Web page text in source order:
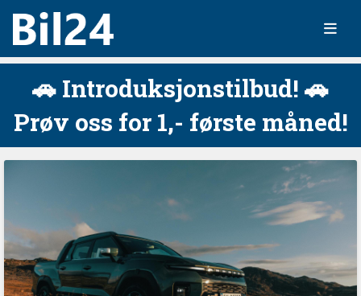
🚗 Introduksjonstilbud! 🚗
Prøv oss for 1,- første måned!